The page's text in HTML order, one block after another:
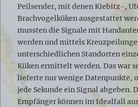
Peilsender, mit denen Kiebitz-,
Brachvogelküken ausgestattet
mussten die Signale mit
werden und mittels
unterschiedlichen Standorten
Küken ermittelt werden. Das war
lieferte nur wenige Datenpunkte,
jede Sekunde ein Signal abgeben.
Empfänger können im Idealfall